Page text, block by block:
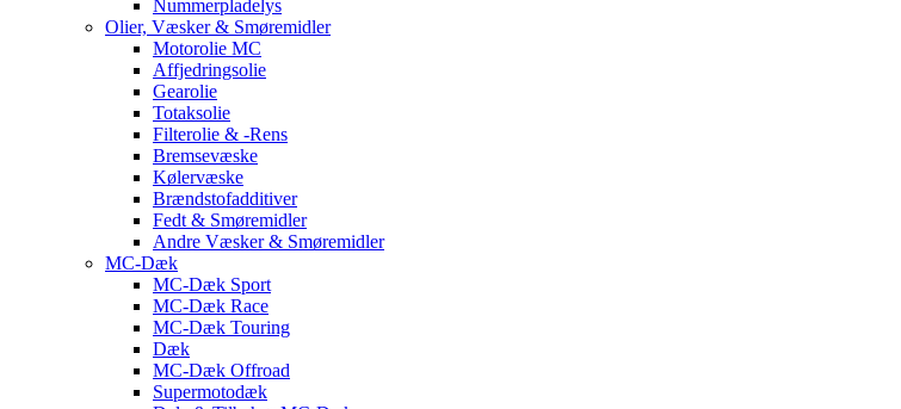
Nummerpladelys
Olier, Væsker & Smøremidler
Motorolie MC
Affjedringsolie
Gearolie
Totaksolie
Filterolie & -Rens
Bremsevæske
Kølervæske
Brændstofadditiver
Fedt & Smøremidler
Andre Væsker & Smøremidler
MC-Dæk
MC-Dæk Sport
MC-Dæk Race
MC-Dæk Touring
Dæk
MC-Dæk Offroad
Supermotodæk